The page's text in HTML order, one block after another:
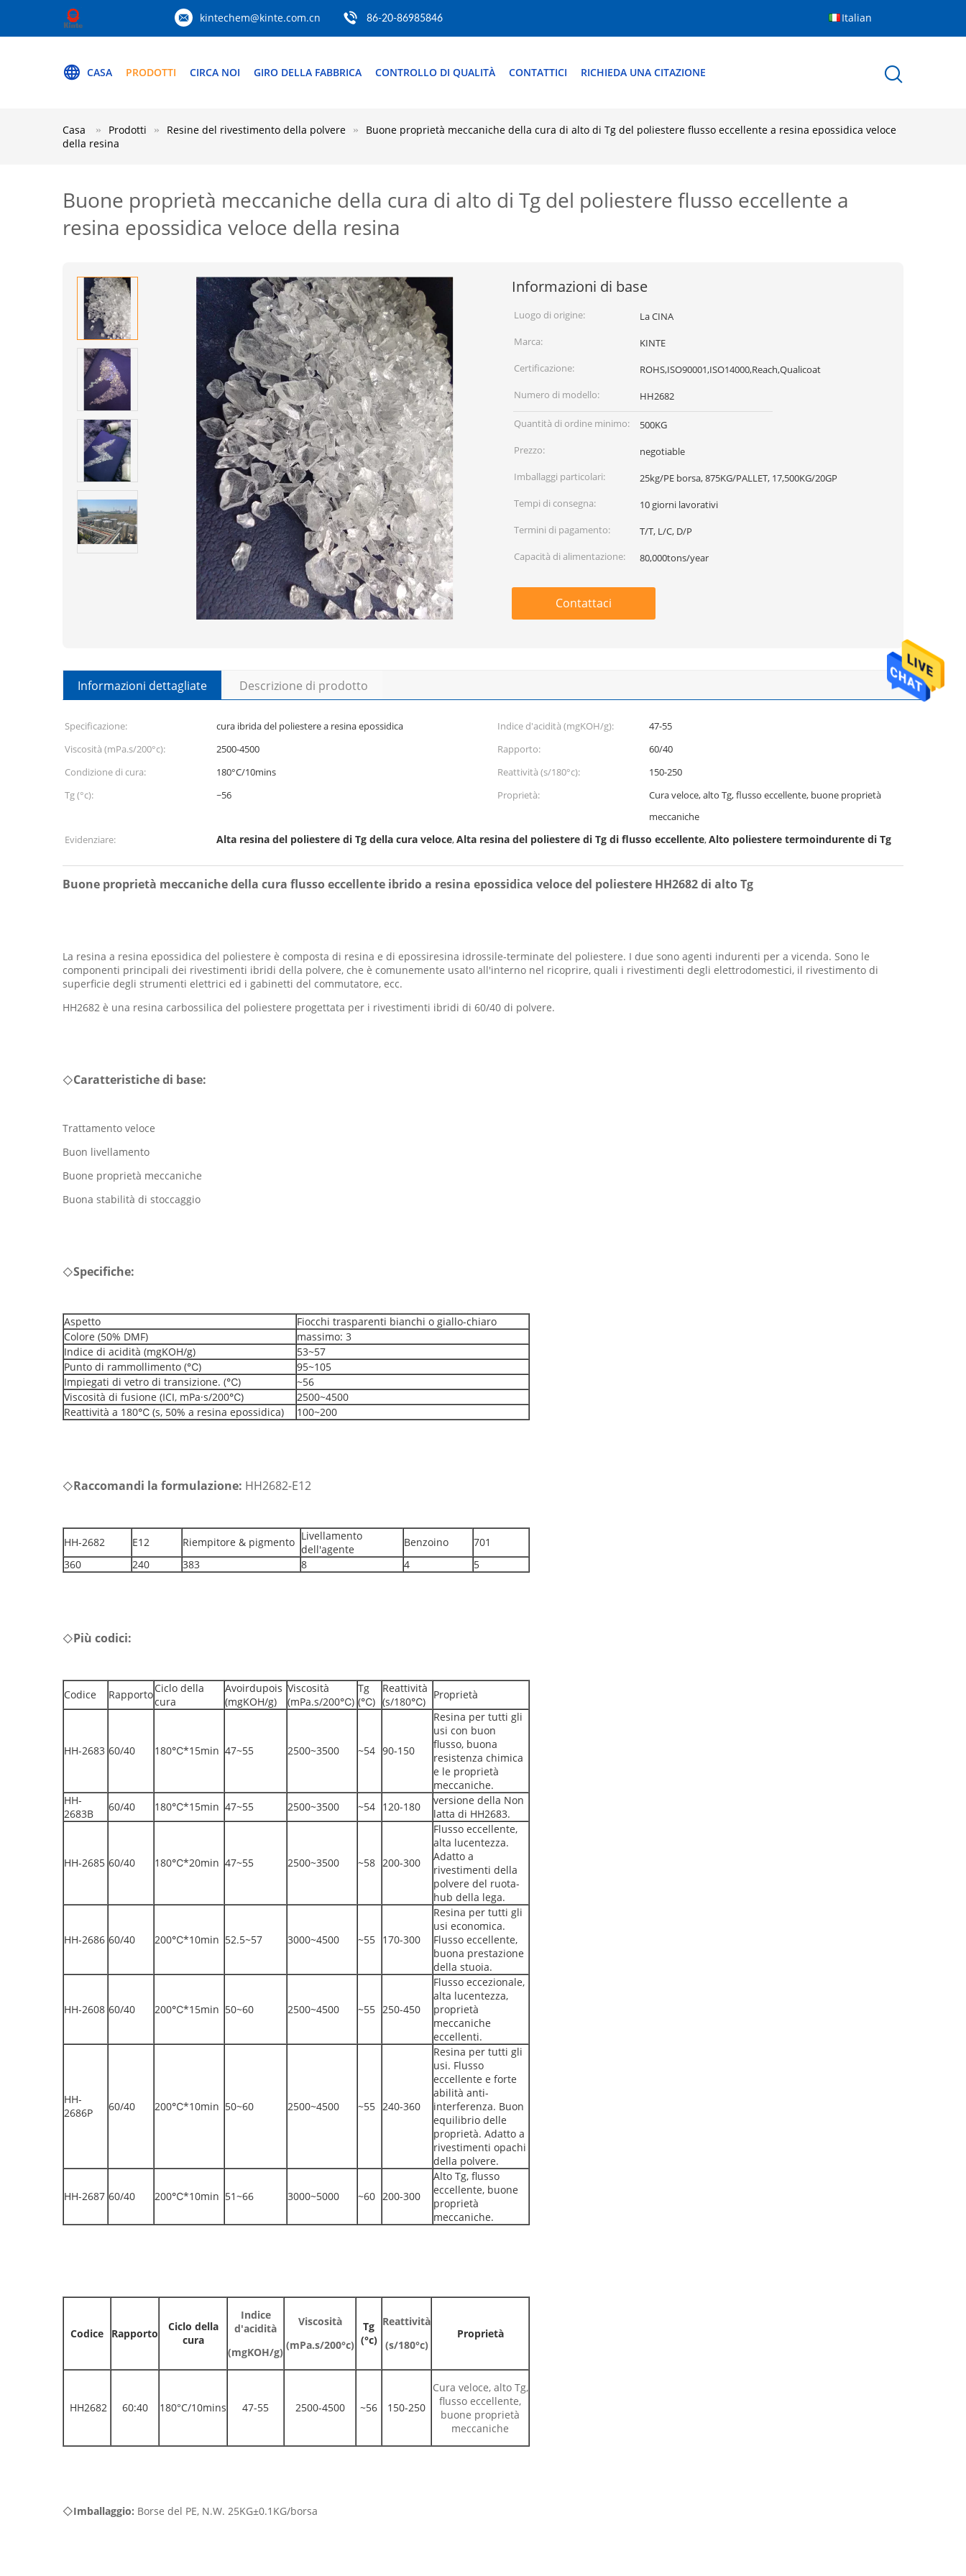
kintechem@kinte.com.cn 86-20-86985846 Italian
CASA PRODOTTI CIRCA NOI GIRO DELLA FABBRICA CONTROLLO DI QUALITÀ CONTATTICI RICHIEDA UNA CITAZIONE
Casa Prodotti Resine del rivestimento della polvere
Buone proprietà meccaniche della cura di alto di Tg del poliestere flusso eccellente a resina epossidica veloce
della resina
Buone proprietà meccaniche della cura di alto di Tg del poliestere flusso eccellente a
resina epossidica veloce della resina
Informazioni di base
Luogo di origine:
La CINA
Marca:
KINTE
Certificazione:
ROHS,ISO90001,ISO14000,Reach,Qualicoat
Numero di modello:
HH2682
Quantità di ordine minimo:
500KG
Prezzo:
negotiable
Imballaggi particolari:
25kg/PE borsa, 875KG/PALLET, 17,500KG/20GP
Tempi di consegna:
10 giorni lavorativi
Termini di pagamento:
T/T, L/C, D/P
Capacità di alimentazione:
80,000tons/year
Contattaci
Informazioni dettagliate Descrizione di prodotto
Specificazione: cura ibrida del poliestere a resina epossidica Indice d'acidità (mgKOH/g):
47-55
Viscosità (mPa.s/200°c):
2500-4500 Rapporto:
60/40
Condizione di cura:
180°C/10mins Reattività (s/180°c):
150-250
Tg (°c):
~56 Proprietà:
Cura veloce, alto Tg, flusso eccellente, buone proprietà
meccaniche
Evidenziare:
Alta resina del poliestere di Tg della cura veloce,Alta resina del poliestere di Tg di flusso eccellente,Alto poliestere termoindurente di Tg
Buone proprietà meccaniche della cura flusso eccellente ibrido a resina epossidica veloce del poliestere HH2682 di alto Tg
La resina a resina epossidica del poliestere è composta di resina e di epossiresina idrossile-terminate del poliestere. I due sono agenti indurenti per a vicenda. Sono le
componenti principali dei rivestimenti ibridi della polvere, che è comunemente usato all'interno nel ricoprire, quali i rivestimenti degli elettrodomestici, il rivestimento di
superficie degli strumenti elettrici ed i gabinetti del commutatore, ecc.
HH2682 è una resina carbossilica del poliestere progettata per i rivestimenti ibridi di 60/40 di polvere.
◇Caratteristiche di base:
Trattamento veloce
Buon livellamento
Buone proprietà meccaniche
Buona stabilità di stoccaggio
◇Specifiche:
Aspetto
Fiocchi trasparenti bianchi o giallo-chiaro
Colore (50% DMF)
massimo: 3
Indice di acidità (mgKOH/g)
53~57
Punto di rammollimento (℃)
95~105
Impiegati di vetro di transizione. (℃)
~56
Viscosità di fusione (ICI, mPa·s/200℃)
2500~4500
Reattività a 180℃ (s, 50% a resina epossidica)
100~200
◇Raccomandi la formulazione: HH2682-E12
HH-2682 E12 Riempitore & pigmento Livellamento
dell'agente
Benzoino
701
360
240 383 8 4 5
◇Più codici:
Codice RapportoCiclo della
cura
Avoirdupois
(mgKOH/g)
Viscosità
(mPa.s/200℃)
Tg
(℃)
Reattività
(s/180℃)
Proprietà
HH-2683 60/40 180℃*15min 47~55 2500~3500 ~54 90-150
Resina per tutti gli
usi con buon
flusso, buona
resistenza chimica
e le proprietà
meccaniche.
HH-
2683B
60/40 180℃*15min 47~55 2500~3500 ~54 120-180
versione della Non
latta di HH2683.
HH-2685 60/40 180℃*20min 47~55 2500~3500 ~58 200-300
Flusso eccellente,
alta lucentezza.
Adatto a
rivestimenti della
polvere del ruota-
hub della lega.
HH-2686 60/40 200℃*10min 52.5~57 3000~4500 ~55 170-300
Resina per tutti gli
usi economica.
Flusso eccellente,
buona prestazione
della stuoia.
HH-2608 60/40 200℃*15min 50~60 2500~4500 ~55 250-450
Flusso eccezionale,
alta lucentezza,
proprietà
meccaniche
eccellenti.
HH-
2686P
60/40 200℃*10min 50~60 2500~4500 ~55 240-360
Resina per tutti gli
usi. Flusso
eccellente e forte
abilità anti-
interferenza. Buon
equilibrio delle
proprietà. Adatto a
rivestimenti opachi
della polvere.
HH-2687 60/40 200℃*10min 51~66 3000~5000 ~60 200-300
Alto Tg, flusso
eccellente, buone
proprietà
meccaniche.
Codice Rapporto
Ciclo della
cura
Indice
d'acidità
(mgKOH/g)
Viscosità
(mPa.s/200°c)
Tg
(°c)
Reattività
(s/180°c)
Proprietà
HH2682 60:40 180°C/10mins 47-55 2500-4500 ~56 150-250
Cura veloce, alto Tg,
flusso eccellente,
buone proprietà
meccaniche
◇Imballaggio: Borse del PE, N.W. 25KG±0.1KG/borsa